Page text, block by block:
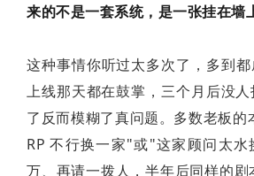
来的不是一套系统，是一张挂在墙
这种事情你听过太多次了，多到
上线那天都在鼓掌，三个月后没
了反而模糊了真问题。多数老板的
RP 不行换一家"或"这家顾问太
万、再请一拨人，半年后同样的